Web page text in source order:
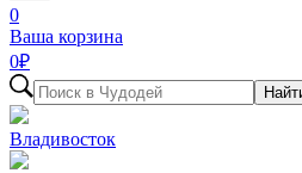
0
Ваша корзина
0₽
Владивосток